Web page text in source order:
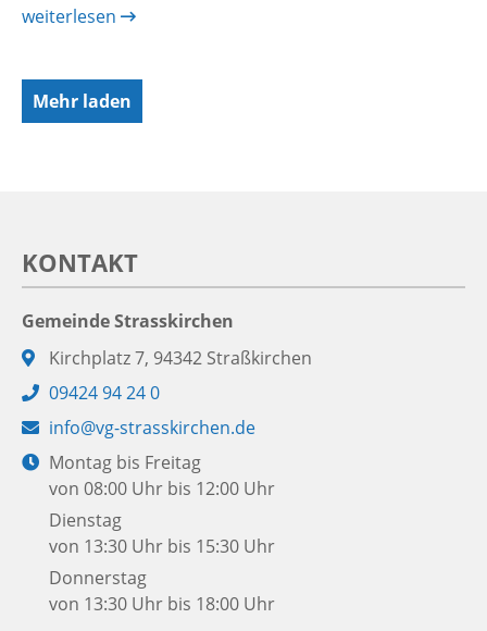
weiterlesen
Mehr laden
KONTAKT
Gemeinde Strasskirchen
Adresse:
Kirchplatz 7, 94342 Straßkirchen
Telefon:
09424 94 24 0
E-
Mail:
info@vg-strasskirchen.de
Öffnungszeiten:
Montag bis Freitag
von 08:00 Uhr bis 12:00 Uhr
Dienstag
von 13:30 Uhr bis 15:30 Uhr
Donnerstag
von 13:30 Uhr bis 18:00 Uhr